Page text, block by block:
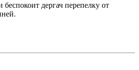
дергач перепелку от